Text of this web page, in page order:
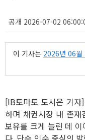
공개 2026-07-02
이 기사는 2026년 06
[IB토마토 도시은 기자
하며 채권시장 내 존
보유를 크게 늘린 데